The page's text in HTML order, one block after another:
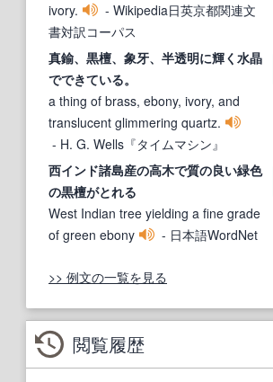
ivory.
- Wikipedia日英京都関連文
書対訳コーパス
真鍮、 黒檀、象牙、半透明に輝く水晶
でできている。
a thing of brass, ebony, ivory, and
translucent glimmering quartz.
- H. G. Wells『タイムマシン』
西インド諸島産の高木で質の良い緑色
の黒檀がとれる
West Indian tree yielding a fine grade
of green ebony
- 日本語WordNet
>> 例文の一覧を見る
閲覧履歴